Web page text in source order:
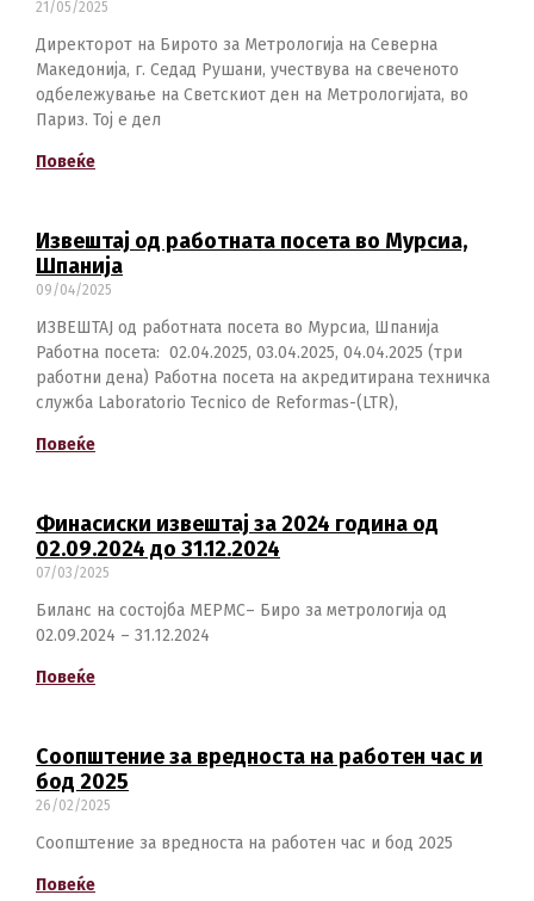
21/05/2025
Директорот на Бирото за Метрологија на Северна
Македонија, г. Седад Рушани, учествува на свеченото
одбележување на Светскиот ден на Метрологијата, во
Париз. Тој е дел
Повеќе
Извештај од работната посета во Мурсиа,
Шпанија
09/04/2025
ИЗВЕШТАЈ од работната посета во Мурсиа, Шпанија
Работна посета: 02.04.2025, 03.04.2025, 04.04.2025 (три
работни дена) Работна посета на акредитирана техничка
служба Laboratorio Tecnico de Reformas-(LTR),
Повеќе
Финасиски извештај за 2024 година од
02.09.2024 до 31.12.2024
07/03/2025
Биланс на состојба МЕРМС– Биро за метрологија од
02.09.2024 – 31.12.2024
Повеќе
Соопштение за вредноста на работен час и
бод 2025
26/02/2025
Соопштение за вредноста на работен час и бод 2025
Повеќе